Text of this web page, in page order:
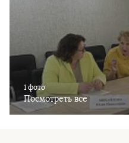
1 фото
Посмотреть все